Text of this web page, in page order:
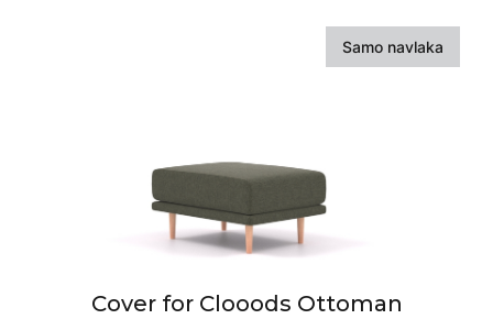
Samo navlaka
Cover for Clooods Ottoman